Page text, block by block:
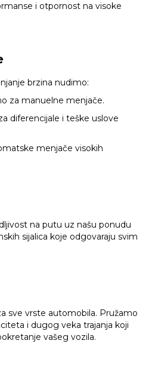
i otpornost na visoke
brzina nudimo:
za manuelne menjače.
diferencijale i teške uslove
menjače visokih
na putu uz našu ponudu
sijalica koje odgovaraju svim
sve vrste automobila. Pružamo
i dugog veka trajanja koji
vašeg vozila.